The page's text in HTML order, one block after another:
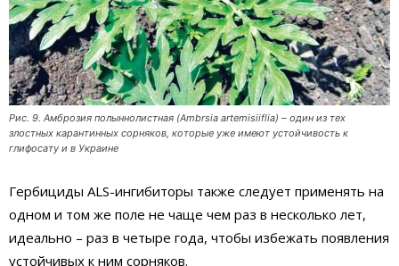
Рис. 9. Амброзия полыннолистная (Ambrsia artemisiiflia) – один из тех
злостных карантинных сорняков, которые уже имеют устойчивость к
глифосату и в Украине
Гербициды ALS-ингибиторы также следует применять на
одном и том же поле не чаще чем раз в несколько лет,
идеально – раз в четыре года, чтобы избежать появления
устойчивых к ним сорняков.